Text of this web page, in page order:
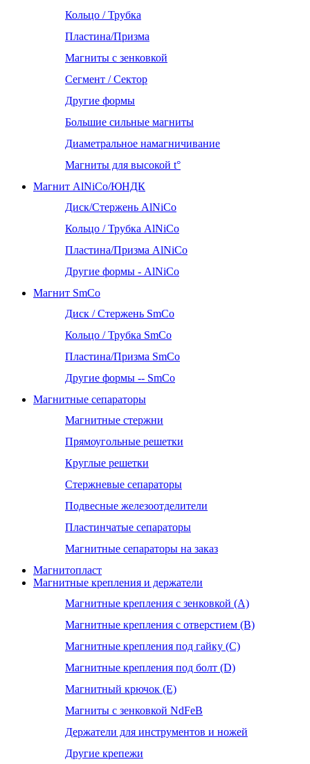
Кольцо / Трубка
Пластина/Призма
Магниты с зенковкой
Сегмент / Сектор
Другие формы
Большие сильные магниты
Диаметральное намагничивание
Магниты для высокой t°
Магнит AlNiCo/ЮНДК
Диск/Стержень AlNiCo
Кольцо / Трубка AlNiCo
Пластина/Призма AlNiCo
Другие формы - AlNiCo
Магнит SmCo
Диск / Стержень SmCo
Кольцо / Трубка SmCo
Пластина/Призма SmCo
Другие формы -- SmCo
Магнитные сепараторы
Магнитные стержни
Прямоугольные решетки
Круглые решетки
Стержневые сепараторы
Подвесные железоотделители
Пластинчатые сепараторы
Магнитные сепараторы на заказ
Магнитопласт
Магнитные крепления и держатели
Магнитные крепления с зенковкой (А)
Магнитные крепления с отверстием (В)
Магнитные крепления под гайку (С)
Магнитные крепления под болт (D)
Магнитный крючок (Е)
Магниты с зенковкой NdFeB
Держатели для инструментов и ножей
Другие крепежи